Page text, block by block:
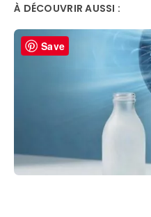
À DÉCOUVRIR AUSSI :
Save